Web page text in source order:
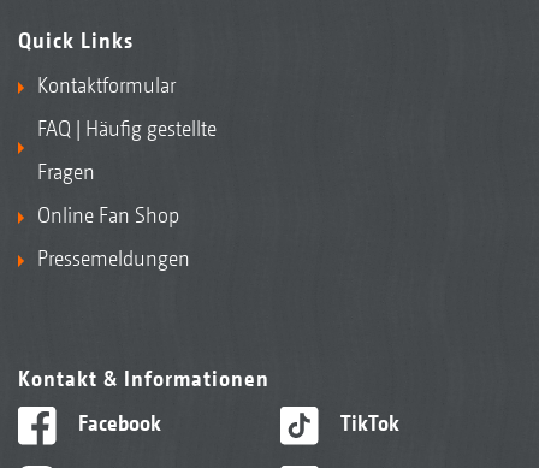
Quick Links
Kontaktformular
FAQ | Häufig gestellte
Fragen
Online Fan Shop
Pressemeldungen
Kontakt & Informationen
Facebook
TikTok